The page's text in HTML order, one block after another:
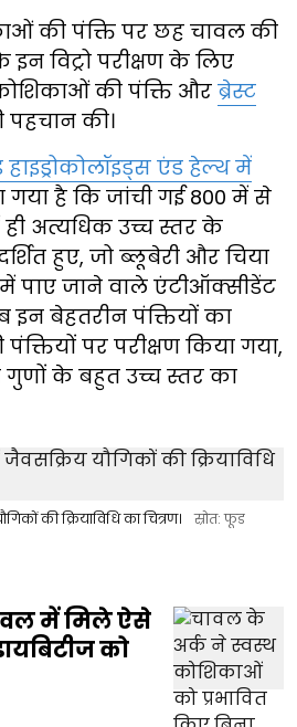
की पंक्ति पर छह चावल की
विट्रो परीक्षण के लिए
की पंक्ति औरब्रेस्ट
की।
हाइड्रोकोलॉइड्स एंड हेल्थ में
है कि जांची गई 800 में से
अत्यधिक उच्च स्तर के
हुए, जो ब्लूबेरी और चिया
जाने वाले एंटीऑक्सीडेंट
इन बेहतरीन पंक्तियों का
पर परीक्षण किया गया,
गुणों के बहुत उच्च स्तर का
की क्रियाविधि का चित्रण।
स्रोत: फूड
में मिले ऐसे
को